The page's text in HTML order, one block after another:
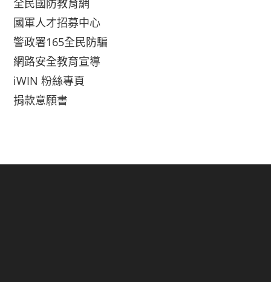
全民國防教育網
國軍人才招募中心
警政署165全民防騙
網路安全教育宣導
iWIN 粉絲專頁
捐款意願書